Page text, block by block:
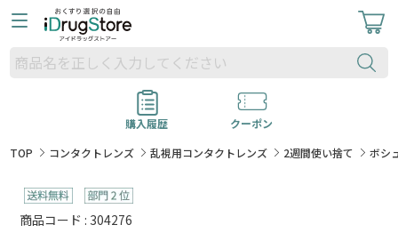
購入履歴
クーポン
TOP
コンタクトレンズ 乱視用コンタクトレンズ 2週間使い捨て ボシ
商品コード : 304276